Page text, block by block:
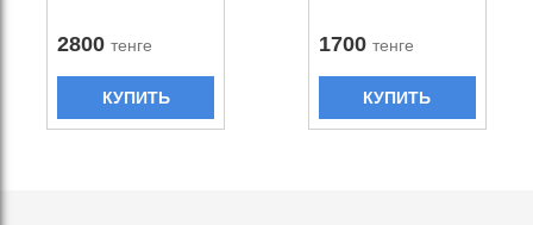
2800тенге
КУПИТЬ
1700 тенге
КУПИТЬ